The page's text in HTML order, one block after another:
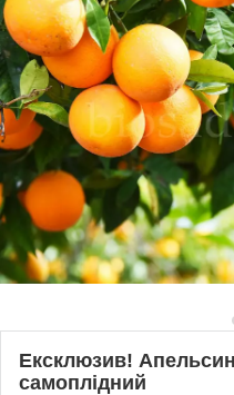
Ексклюзив!
самоплідний